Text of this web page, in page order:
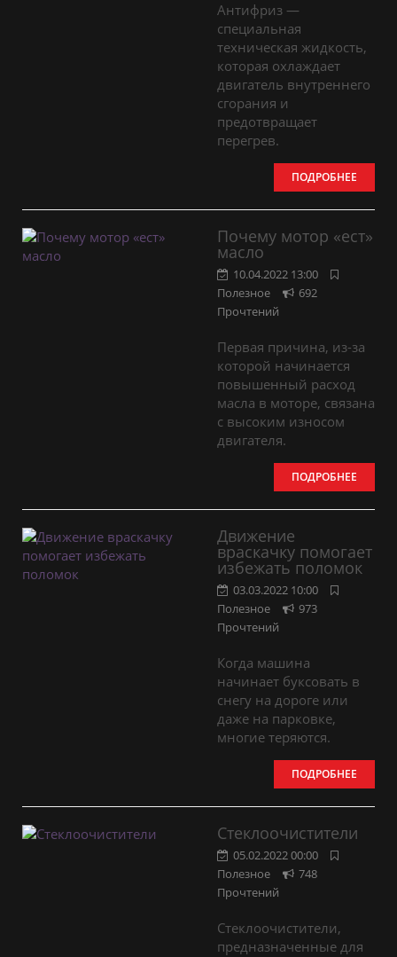
Антифриз —
специальная
техническая жидкость,
которая охлаждает
двигатель внутреннего
сгорания и
предотвращает
перегрев.
ПОДРОБНЕЕ
Почему мотор «ест»
масло
10.04.2022 13:00
Полезное
692
Прочтений
Первая причина, из-за
которой начинается
повышенный расход
масла в моторе, связана
с высоким износом
двигателя.
ПОДРОБНЕЕ
Движение
враскачку помогает
избежать поломок
03.03.2022 10:00
Полезное
973
Прочтений
Когда машина
начинает буксовать в
снегу на дороге или
даже на парковке,
многие теряются.
ПОДРОБНЕЕ
Стеклоочистители
05.02.2022 00:00
Полезное
748
Прочтений
Стеклоочистители,
предназначенные для